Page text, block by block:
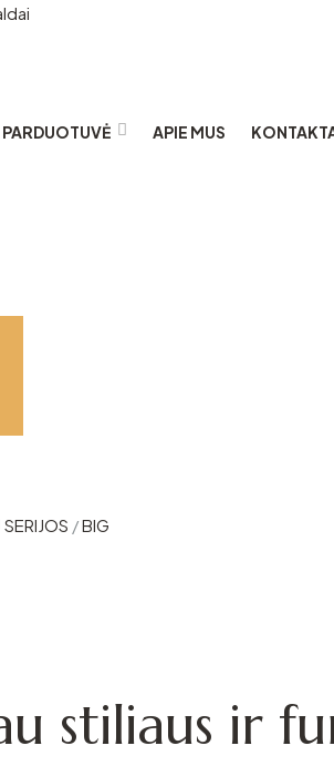
PARDUOTUVĖ APIE MUS
/BIG
stiliaus ir